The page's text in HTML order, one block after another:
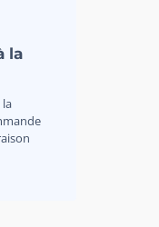
la
la